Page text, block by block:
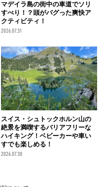
マデイラ島の街中の車道でソリ
すべり！？頭がバグった爽快ア
クティビティ！
2026.07.31
スイス・シュトックホルン山の
絶景を満喫するバリアフリーな
ハイキング！ベビーカーや車い
すでも楽しめる！
2026.07.30